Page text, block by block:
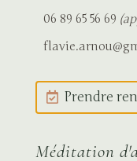
06 89 65 56 69
Prendre
Méditation